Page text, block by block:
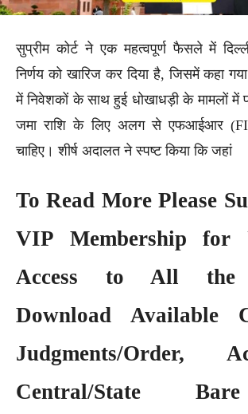
सुप्रीम कोर्ट ने एक महत्वपूर्ण फैसले में
निर्णय को खारिज कर दिया है, जिसमें कहा
में निवेशकों के साथ हुई धोखाधड़ी के मामलों में
जमा राशि के लिए अलग से एफआईआर
चाहिए। शीर्ष अदालत ने स्पष्ट किया कि जहां
To Read More Please
VIP Membershipfor
Access to All the
Download Available
Judgments/Order,
Central/State